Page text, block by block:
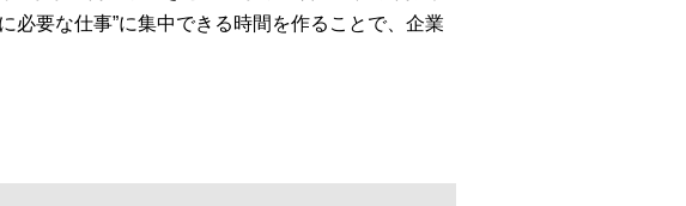
必要な仕事”に集中できる時間を作ることで、企業